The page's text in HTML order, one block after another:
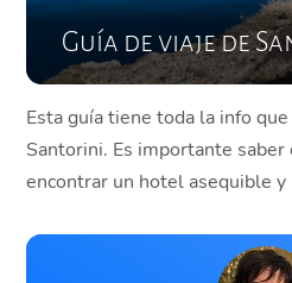
Guía de viaje de
Esta guía tiene toda la info
Santorini. Es importante
encontrar un hotel asequible y